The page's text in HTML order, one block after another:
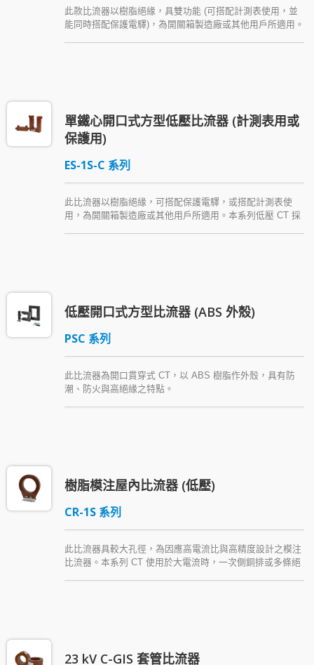
此款比流器以樹脂絕緣，具雙功能 (可搭配計測表使用，並
能同時搭配保護電驛)，為開關箱製造廠或其他用戶所適用。
單鐵心開口式方型低壓比流器 (計測表用或
保護用)
ES-1S-C 系列
此比流器以樹脂絕緣，可搭配保護電驛，或搭配計測表使
用，為開關箱製造廠或其他用戶所適用。本系列低壓 CT 採
低壓開口式方型比流器 (ABS 外殼)
PSC 系列
此比流器為開口貫穿式 CT，以 ABS 樹脂作外殼，具有防
潮、防火與高絕緣之特點。
樹脂模注屋內比流器 (低壓)
CR-1S 系列
此比流器具較大孔徑，為因應高電流比與高精度設計之模注
比流器。本系列 CT 使用於大電流時，一次側銅排或多條絕
23 kV C-GIS 套管比流器